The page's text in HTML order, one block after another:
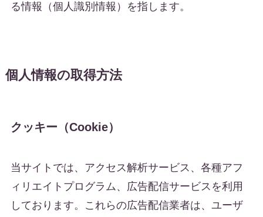
る情報（個人識別情報）を指します。
個人情報の取得方法
クッキー（Cookie）
当サイトでは、アクセス解析サービス、各種アフ
ィリエイトプログラム、広告配信サービスを利用
しております。これらの広告配信業者は、ユーザ